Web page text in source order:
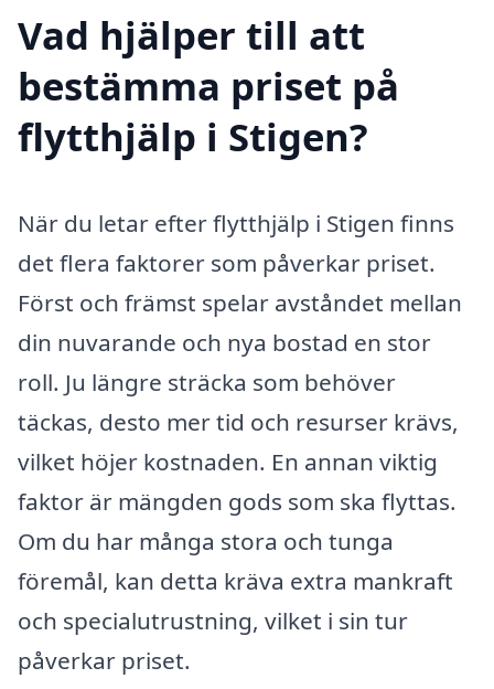
Vad hjälper till att
bestämma priset på
flytthjälp i Stigen?
När du letar efter flytthjälp i Stigen finns
det flera faktorer som påverkar priset.
Först och främst spelar avståndet mellan
din nuvarande och nya bostad en stor
roll. Ju längre sträcka som behöver
täckas, desto mer tid och resurser krävs,
vilket höjer kostnaden. En annan viktig
faktor är mängden gods som ska flyttas.
Om du har många stora och tunga
föremål, kan detta kräva extra mankraft
och specialutrustning, vilket i sin tur
påverkar priset.